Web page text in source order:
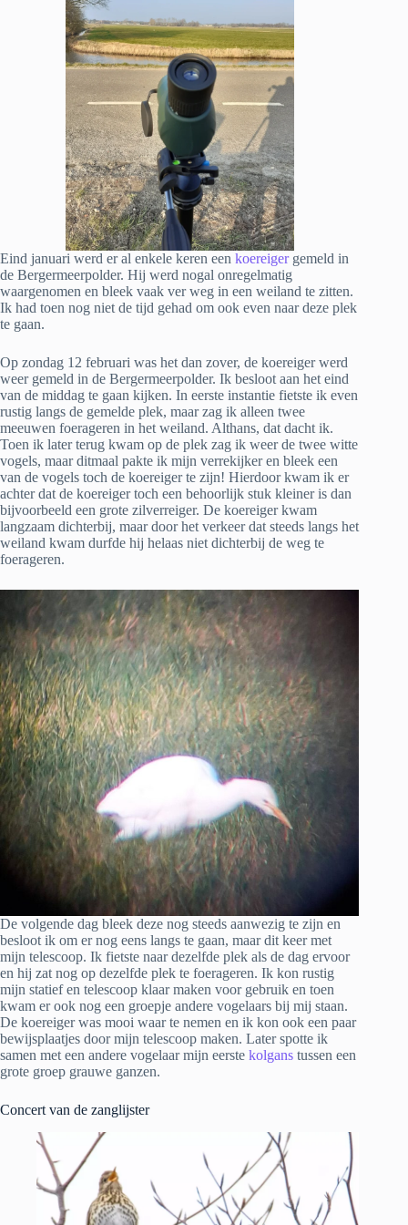
Eind januari werd er al enkele keren een koereigergemeld in
de Bergermeerpolder. Hij werd nogal onregelmatig
waargenomen en bleek vaak ver weg in een weiland te zitten.
Ik had toen nog niet de tijd gehad om ook even naar deze plek
te gaan.
Op zondag 12 februari was het dan zover, de koereiger werd
weer gemeld in de Bergermeerpolder. Ik besloot aan het eind
van de middag te gaan kijken. In eerste instantie fietste ik even
rustig langs de gemelde plek, maar zag ik alleen twee
meeuwen foerageren in het weiland. Althans, dat dacht ik.
Toen ik later terug kwam op de plek zag ik weer de twee witte
vogels, maar ditmaal pakte ik mijn verrekijker en bleek een
van de vogels toch de koereiger te zijn! Hierdoor kwam ik er
achter dat de koereiger toch een behoorlijk stuk kleiner is dan
bijvoorbeeld een grote zilverreiger. De koereiger kwam
langzaam dichterbij, maar door het verkeer dat steeds langs het
weiland kwam durfde hij helaas niet dichterbij de weg te
foerageren.
De volgende dag bleek deze nog steeds aanwezig te zijn en
besloot ik om er nog eens langs te gaan, maar dit keer met
mijn telescoop. Ik fietste naar dezelfde plek als de dag ervoor
en hij zat nog op dezelfde plek te foerageren. Ik kon rustig
mijn statief en telescoop klaar maken voor gebruik en toen
kwam er ook nog een groepje andere vogelaars bij mij staan.
De koereiger was mooi waar te nemen en ik kon ook een paar
bewijsplaatjes door mijn telescoop maken. Later spotte ik
samen met een andere vogelaar mijn eerste kolgans tussen een
grote groep grauwe ganzen.
Concert van de zanglijster